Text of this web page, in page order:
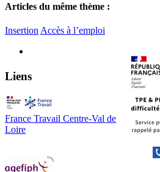
Articles du même thème :
Insertion Accès à l’emploi
Liens
France Travail Centre-Val de
Loire